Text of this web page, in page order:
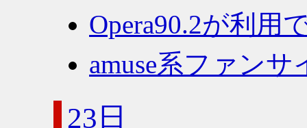
Opera90.2が利用
amuse系ファン
23日